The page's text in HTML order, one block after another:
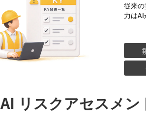
従来
力は
AI リスクアセスメン